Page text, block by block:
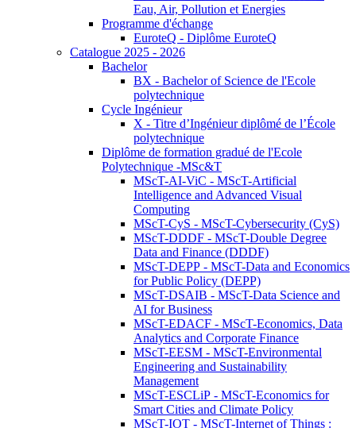
Eau, Air, Pollution et Energies
Programme d'échange
EuroteQ - Diplôme EuroteQ
Catalogue 2025 - 2026
Bachelor
BX - Bachelor of Science de l'Ecole
polytechnique
Cycle Ingénieur
X - Titre d’Ingénieur diplômé de l’École
polytechnique
Diplôme de formation gradué de l'Ecole
Polytechnique -MSc&T
MScT-AI-ViC - MScT-Artificial
Intelligence and Advanced Visual
Computing
MScT-CyS - MScT-Cybersecurity (CyS)
MScT-DDDF - MScT-Double Degree
Data and Finance (DDDF)
MScT-DEPP - MScT-Data and Economics
for Public Policy (DEPP)
MScT-DSAIB - MScT-Data Science and
AI for Business
MScT-EDACF - MScT-Economics, Data
Analytics and Corporate Finance
MScT-EESM - MScT-Environmental
Engineering and Sustainability
Management
MScT-ESCLiP - MScT-Economics for
Smart Cities and Climate Policy
MScT-IOT - MScT-Internet of Things :